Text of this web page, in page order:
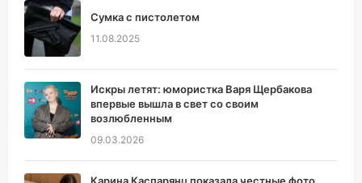
Сумка с пистолетом
11.08.2025
Искры летят: юмористка Варя Щербакова
впервые вышла в свет со своим
возлюбленным
09.03.2026